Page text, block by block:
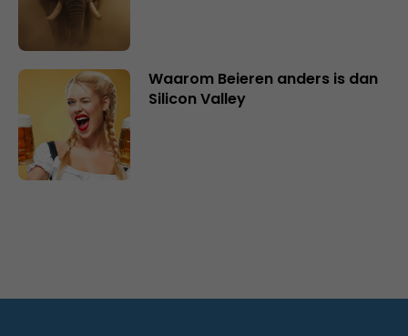
Waarom Beieren anders is dan
Silicon Valley